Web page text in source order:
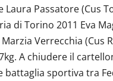
Laura Passatore (Cus
di Torino 2011 Eva
Verrecchia (Cus
A chiudere il
battaglia sportiva tra